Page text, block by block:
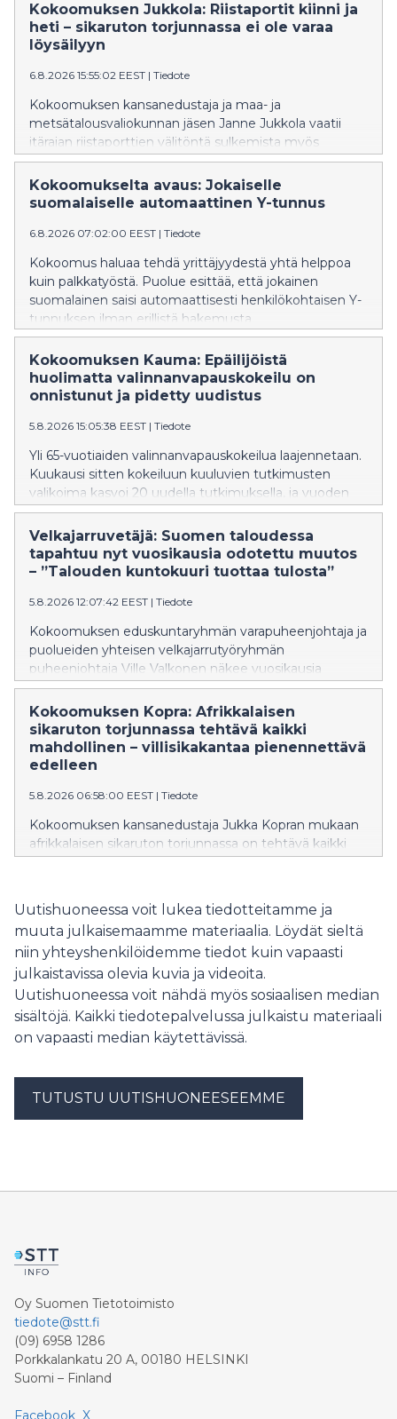
Kokoomuksen Jukkola: Riistaportit kiinni ja
heti – sikaruton torjunnassa ei ole varaa
löysäilyyn
6.8.2026 15:55:02 EEST | Tiedote
Kokoomuksen kansanedustaja ja maa- ja
metsätalousvaliokunnan jäsen Janne Jukkola vaatii
itärajan riistaporttien välitöntä sulkemista myös
Pohjois-Karjalassa. Ylen mukaan riistaportit ovat
maakunnassa edelleen auki, vaikka Kaakkois-
Suomessa ne suljettiin viime viikolla afrikkalaisen
Kokoomukselta avaus: Jokaiselle
suomalaiselle automaattinen Y-tunnus
6.8.2026 07:02:00 EEST | Tiedote
Kokoomus haluaa tehdä yrittäjyydestä yhtä helppoa
kuin palkkatyöstä. Puolue esittää, että jokainen
suomalainen saisi automaattisesti henkilökohtaisen Y-
tunnuksen ilman erillistä hakemusta.
Kokoomuksen Kauma: Epäilijöistä
huolimatta valinnanvapauskokeilu on
onnistunut ja pidetty uudistus
5.8.2026 15:05:38 EEST | Tiedote
Yli 65-vuotiaiden valinnanvapauskokeilua laajennetaan.
Kuukausi sitten kokeiluun kuuluvien tutkimusten
valikoima kasvoi 20 uudella tutkimuksella, ja vuoden
2027 alusta kokeiluun on tulossa lisää parannuksia.
Tavoitteena on nopeuttaa hoitoon pääsyä, parantaa
hoidon jatkuvuutta ja vastata entistä paremmin
ikääntyneiden tarpeisiin. Valinnanvapauskokeilu on
mahdollisuuden hakeutua yksityiselle yleislääkärille
julkisen terveydenhuollon asiakasmaksun hinnalla.
Velkajarruvetäjä: Suomen taloudessa
tapahtuu nyt vuosikausia odotettu muutos
– ”Talouden kuntokuuri tuottaa tulosta”
5.8.2026 12:07:42 EEST | Tiedote
Kokoomuksen eduskuntaryhmän varapuheenjohtaja ja
puolueiden yhteisen velkajarrutyöryhmän
puheenjohtaja Ville Valkonen näkee vuosikausia
odotetun ja Orpon hallituksen käynnistämän
rakennemuutoksen olevan nyt vauhdissa Suomen
taloudessa. Yksityinen sektori ja kansantalous kasvavat
samalla, kun suuria julkisia menoja saadaan
pienennettyä.
Kokoomuksen Kopra: Afrikkalaisen
sikaruton torjunnassa tehtävä kaikki
mahdollinen – villisikakantaa pienennettävä
edelleen
5.8.2026 06:58:00 EEST | Tiedote
Kokoomuksen kansanedustaja Jukka Kopran mukaan
afrikkalaisen sikaruton torjunnassa on tehtävä kaikki
mahdollinen taudin leviämisen estämiseksi. Samalla on
tehokkaita ja niiden vaikutukset elinkeinoihin jäävät
mahdollisimman vähäisiksi.
Uutishuoneessa voit lukea tiedotteitamme ja
muuta julkaisemaamme materiaalia. Löydät sieltä
niin yhteyshenkilöidemme tiedot kuin vapaasti
julkaistavissa olevia kuvia ja videoita.
Uutishuoneessa voit nähdä myös sosiaalisen median
sisältöjä. Kaikki tiedotepalvelussa julkaistu materiaali
on vapaasti median käytettävissä.
TUTUSTU UUTISHUONEESEEMME
Oy Suomen Tietotoimisto
tiedote@stt.fi
(09) 6958 1286
Porkkalankatu 20 A, 00180 HELSINKI
Suomi – Finland
Facebook X